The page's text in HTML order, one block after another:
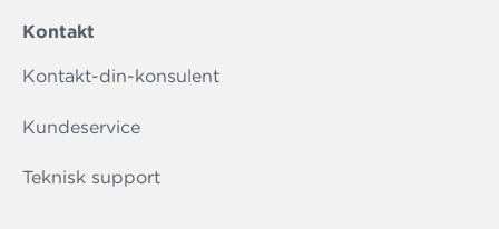
Kontakt
Kontakt-din-konsulent
Kundeservice
Teknisk support